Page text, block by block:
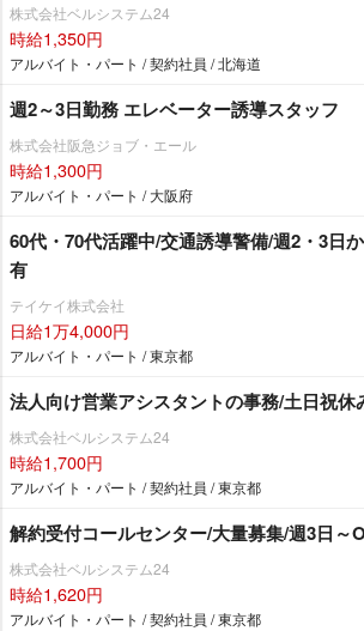
株式会社ベルシステム24
時給1,350円
アルバイト・パート / 契約社員 / 北海道
週2～3日勤務 エレベーター誘導スタッフ
株式会社阪急ジョブ・エール
時給1,300円
アルバイト・パート / 大阪府
60代・70代活躍中/交通誘導警備/週2・3日
有
テイケイ株式会社
日給1万4,000円
アルバイト・パート / 東京都
法人向け営業アシスタントの事務/土日祝休
株式会社ベルシステム24
時給1,700円
アルバイト・パート / 契約社員 / 東京都
解約受付コールセンター/大量募集/週3日～
株式会社ベルシステム24
時給1,620円
アルバイト・パート / 契約社員 / 東京都